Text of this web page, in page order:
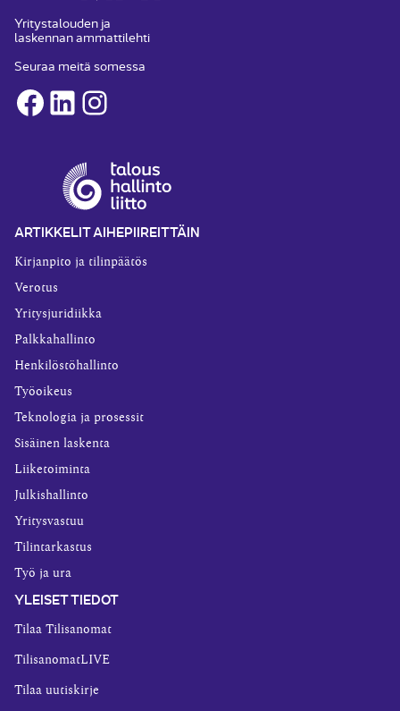
Yritystalouden ja
laskennan ammattilehti
Seuraa meitä somessa
Facebook
LinkedInInstagram
ARTIKKELIT AIHEPIIREITTÄIN
Kirjanpito ja tilinpäätös
Verotus
Yritysjuridiikka
Palkkahallinto
Henkilöstöhallinto
Työoikeus
Teknologia ja prosessit
Sisäinen laskenta
Liiketoiminta
Julkishallinto
Yritysvastuu
Tilintarkastus
Työ ja ura
YLEISET TIEDOT
Tilaa Tilisanomat
TilisanomatLIVE
Tilaa uutiskirje